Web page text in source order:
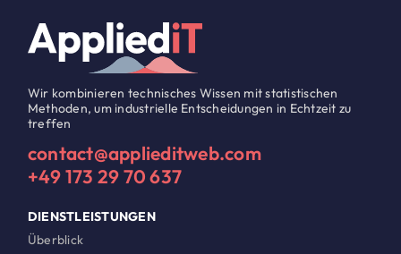
Wir kombinieren technisches Wissen mit statistischen
Methoden, um industrielle Entscheidungen in Echtzeit zu
treffen
contact@applieditweb.com
+49 173 29 70 637
DIENSTLEISTUNGEN
Überblick